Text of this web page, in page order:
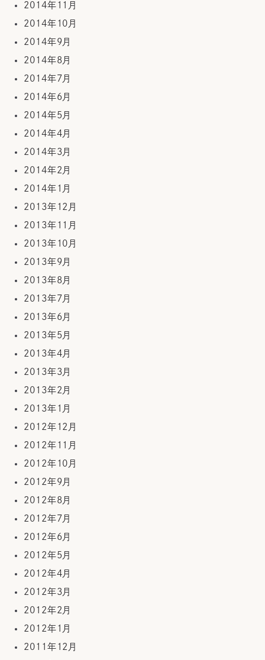
2014年11月
2014年10月
2014年9月
2014年8月
2014年7月
2014年6月
2014年5月
2014年4月
2014年3月
2014年2月
2014年1月
2013年12月
2013年11月
2013年10月
2013年9月
2013年8月
2013年7月
2013年6月
2013年5月
2013年4月
2013年3月
2013年2月
2013年1月
2012年12月
2012年11月
2012年10月
2012年9月
2012年8月
2012年7月
2012年6月
2012年5月
2012年4月
2012年3月
2012年2月
2012年1月
2011年12月